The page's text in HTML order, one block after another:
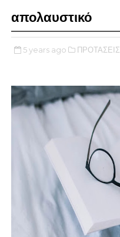
απολαυστικό
5 years ago ΠΡΟΤΑΣΕΙΣ,